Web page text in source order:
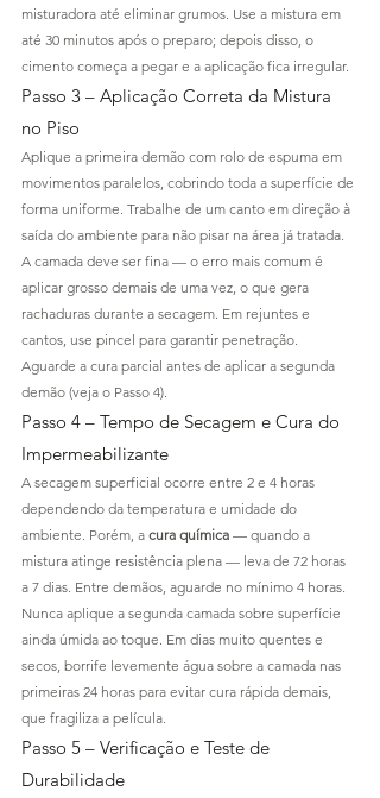
misturadora até eliminar grumos. Use a mistura em
até 30 minutos após o preparo; depois disso, o
cimento começa a pegar e a aplicação fica irregular.
Passo 3 – Aplicação Correta da Mistura
no Piso
Aplique a primeira demão com rolo de espuma em
movimentos paralelos, cobrindo toda a superfície de
forma uniforme. Trabalhe de um canto em direção à
saída do ambiente para não pisar na área já tratada.
A camada deve ser fina — o erro mais comum é
aplicar grosso demais de uma vez, o que gera
rachaduras durante a secagem. Em rejuntes e
cantos, use pincel para garantir penetração.
Aguarde a cura parcial antes de aplicar a segunda
demão (veja o Passo 4).
Passo 4 – Tempo de Secagem e Cura do
Impermeabilizante
A secagem superficial ocorre entre 2 e 4 horas
dependendo da temperatura e umidade do
ambiente. Porém, a cura química — quando a
mistura atinge resistência plena — leva de 72 horas
a 7 dias. Entre demãos, aguarde no mínimo 4 horas.
Nunca aplique a segunda camada sobre superfície
ainda úmida ao toque. Em dias muito quentes e
secos, borrife levemente água sobre a camada nas
primeiras 24 horas para evitar cura rápida demais,
que fragiliza a película.
Passo 5 – Verificação e Teste de
Durabilidade